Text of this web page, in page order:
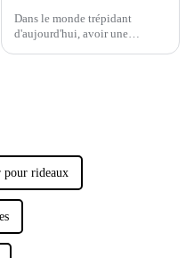
Dans le monde trépidant
d'aujourd'hui, avoir une
pour rideaux